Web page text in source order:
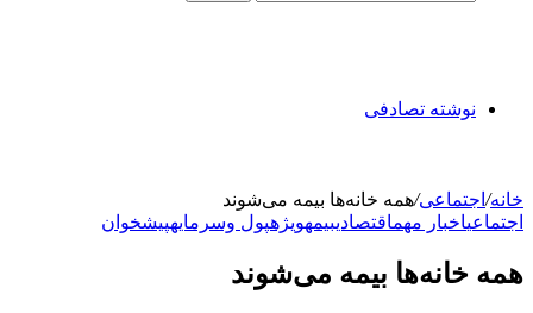
نوشته تصادفی
خانه/ اجتماعی/همه خانه‌ها بیمه می‌شوند
اجتماعیاخبار مهماقتصادیبیمهویژهپول وسرمایهپیشخوان
همه خانه‌ها بیمه می‌شوند